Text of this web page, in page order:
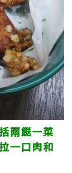
兩餸一菜
一口肉和